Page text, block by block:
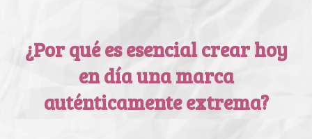
¿Por qué es esencial crear hoy
en día una marca
auténticamente extrema?